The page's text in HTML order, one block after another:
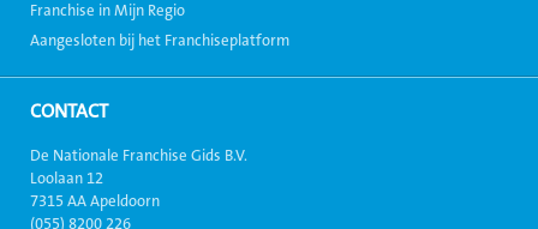
Franchise in Mijn Regio
Aangesloten bij het Franchiseplatform
CONTACT
De Nationale Franchise Gids B.V.
Loolaan 12
7315 AA Apeldoorn
(055) 8200 226